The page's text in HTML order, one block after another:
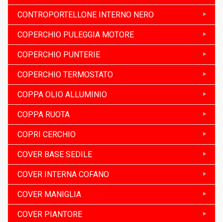
CONTROPORTELLONE INTERNO NERO
COPERCHIO PULEGGIA MOTORE
COPERCHIO PUNTERIE
COPERCHIO TERMOSTATO
COPPA OLIO ALLUMINIO
COPPA RUOTA
COPRI CERCHIO
COVER BASE SEDILE
COVER INTERNA COFANO
COVER MANIGLIA
COVER PIANTORE